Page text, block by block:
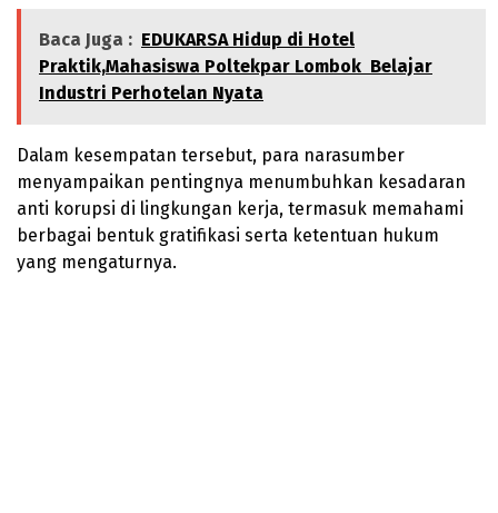
Baca Juga : EDUKARSA Hidup di Hotel
Praktik,Mahasiswa Poltekpar Lombok Belajar
Industri Perhotelan Nyata
Dalam kesempatan tersebut, para narasumber
menyampaikan pentingnya menumbuhkan kesadaran
anti korupsi di lingkungan kerja, termasuk memahami
berbagai bentuk gratifikasi serta ketentuan hukum
yang mengaturnya.